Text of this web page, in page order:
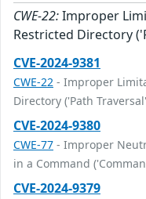
CWE-22:Improper
Restricted Directory
CVE-2024-9381
CWE-22 - Improper
Directory ('Path
CVE-2024-9380
CWE-77 - Improper
in a Command
CVE-2024-9379